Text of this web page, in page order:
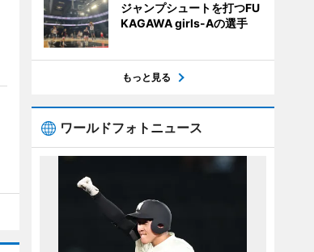
ジャンプシュートを打つFU
KAGAWA girls-Aの選手
もっと見る
ワールドフォトニュース